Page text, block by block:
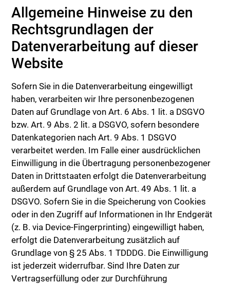
Allgemeine Hinweise zu den
Rechtsgrundlagen der
Datenverarbeitung auf dieser
Website
Sofern Sie in die Datenverarbeitung eingewilligt
haben, verarbeiten wir Ihre personenbezogenen
Daten auf Grundlage von Art. 6 Abs. 1 lit. a DSGVO
bzw. Art. 9 Abs. 2 lit. a DSGVO, sofern besondere
Datenkategorien nach Art. 9 Abs. 1 DSGVO
verarbeitet werden. Im Falle einer ausdrücklichen
Einwilligung in die Übertragung personenbezogener
Daten in Drittstaaten erfolgt die Datenverarbeitung
außerdem auf Grundlage von Art. 49 Abs. 1 lit. a
DSGVO. Sofern Sie in die Speicherung von Cookies
oder in den Zugriff auf Informationen in Ihr Endgerät
(z. B. via Device-Fingerprinting) eingewilligt haben,
erfolgt die Datenverarbeitung zusätzlich auf
Grundlage von § 25 Abs. 1 TDDDG. Die Einwilligung
ist jederzeit widerrufbar. Sind Ihre Daten zur
Vertragserfüllung oder zur Durchführung